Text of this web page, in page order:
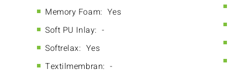
Memory Foam: Yes
Soft PU Inlay: -
Softrelax: Yes
Textilmembran: -